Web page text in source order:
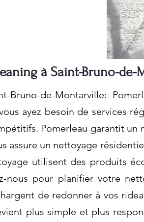
à Saint-Bruno-
Bruno-de-Montarville:
ayez besoin de services
Pomerleau garantit
assure un nettoyage
utilisent des produits
nous pour planifier votre
de redonner à vos
plus simple et plus